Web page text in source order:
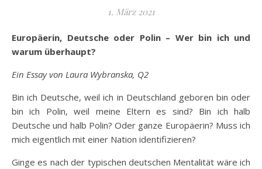
1. März 2021
Europäerin, Deutsche oder Polin – Wer bin ich und
warum überhaupt?
Ein Essay von Laura Wybranska, Q2
Bin ich Deutsche, weil ich in Deutschland geboren bin oder
bin ich Polin, weil meine Eltern es sind? Bin ich halb
Deutsche und halb Polin? Oder ganze Europäerin? Muss ich
mich eigentlich mit einer Nation identifizieren?
Ginge es nach der typischen deutschen Mentalität wäre ich